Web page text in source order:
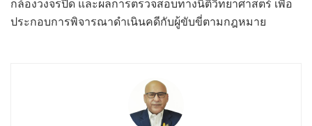
กล้องวงจรปิด และผลการตรวจสอบทางนิติวิทยาศาสตร์ เพื่อ
ประกอบการพิจารณาดำเนินคดีกับผู้ขับขี่ตามกฎหมาย